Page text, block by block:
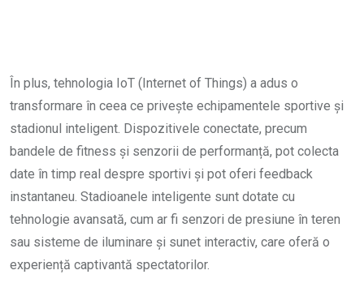
În plus, tehnologia IoT (Internet of Things) a adus o
transformare în ceea ce privește echipamentele sportive și
stadionul inteligent. Dispozitivele conectate, precum
bandele de fitness și senzorii de performanță, pot colecta
date în timp real despre sportivi și pot oferi feedback
instantaneu. Stadioanele inteligente sunt dotate cu
tehnologie avansată, cum ar fi senzori de presiune în teren
sau sisteme de iluminare și sunet interactiv, care oferă o
experiență captivantă spectatorilor.